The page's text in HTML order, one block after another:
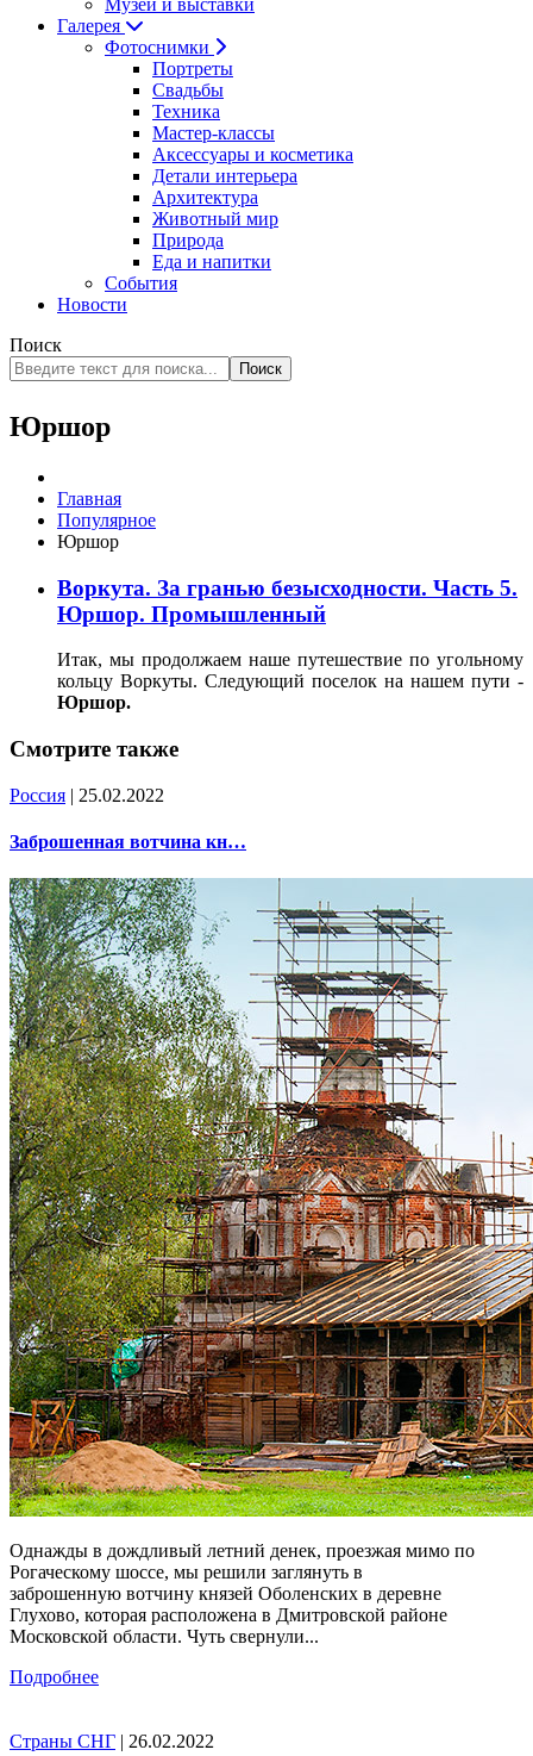
Музеи и выставки
Галерея
Фотоснимки
Портреты
Свадьбы
Техника
Мастер-классы
Аксессуары и косметика
Детали интерьера
Архитектура
Животный мир
Природа
Еда и напитки
События
Новости
Поиск
Поиск
Юршор
Главная
Популярное
Юршор
Воркута. За гранью безысходности. Часть 5.
Юршор. Промышленный
Итак, мы продолжаем наше путешествие по угольному
кольцу Воркуты. Следующий поселок на нашем пути -
Юршор.
Смотрите также
Россия | 25.02.2022
Заброшенная вотчина кн…
Однажды в дождливый летний денек, проезжая мимо по
Рогаческому шоссе, мы решили заглянуть в
заброшенную вотчину князей Оболенских в деревне
Глухово, которая расположена в Дмитровской районе
Московской области. Чуть свернули...
Подробнее
Страны СНГ | 26.02.2022